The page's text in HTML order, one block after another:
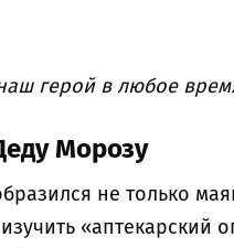
герой в любое
Морозу
не только
«аптекарский